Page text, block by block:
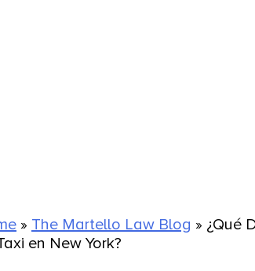
» The Martello Law Blog » ¿Qué
en New York?